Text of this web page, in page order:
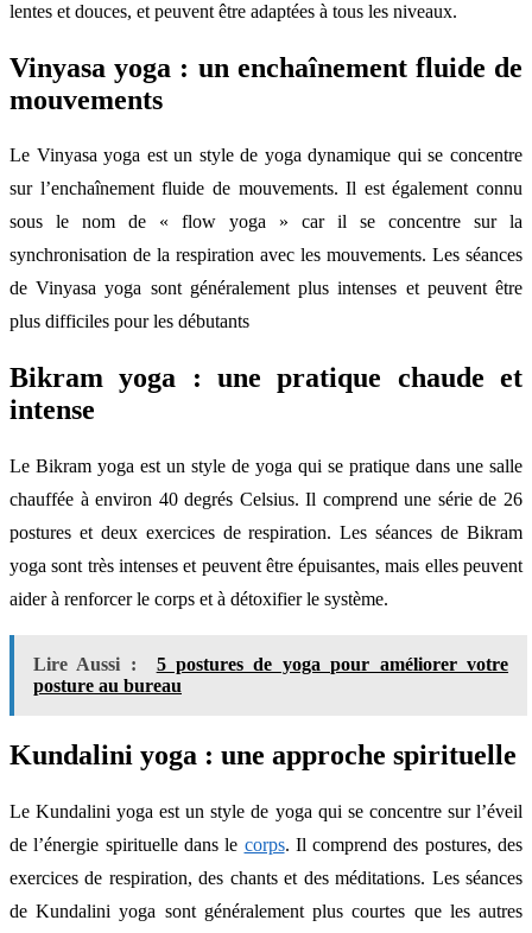
lentes et douces, et peuvent être adaptées à tous les niveaux.
Vinyasa yoga : un enchaînement fluide de
mouvements
Le Vinyasa yoga est un style de yoga dynamique qui se concentre
sur l’enchaînement fluide de mouvements. Il est également connu
sous le nom de « flow yoga » car il se concentre sur la
synchronisation de la respiration avec les mouvements. Les séances
de Vinyasa yoga sont généralement plus intenses et peuvent être
plus difficiles pour les débutants
Bikram yoga : une pratique chaude et
intense
Le Bikram yoga est un style de yoga qui se pratique dans une salle
chauffée à environ 40 degrés Celsius. Il comprend une série de 26
postures et deux exercices de respiration. Les séances de Bikram
yoga sont très intenses et peuvent être épuisantes, mais elles peuvent
aider à renforcer le corps et à détoxifier le système.
Lire Aussi :
5 postures de yoga pour améliorer votre
posture au bureau
Kundalini yoga : une approche spirituelle
Le Kundalini yoga est un style de yoga qui se concentre sur l’éveil
de l’énergie spirituelle dans le corps. Il comprend des postures, des
exercices de respiration, des chants et des méditations. Les séances
de Kundalini yoga sont généralement plus courtes que les autres